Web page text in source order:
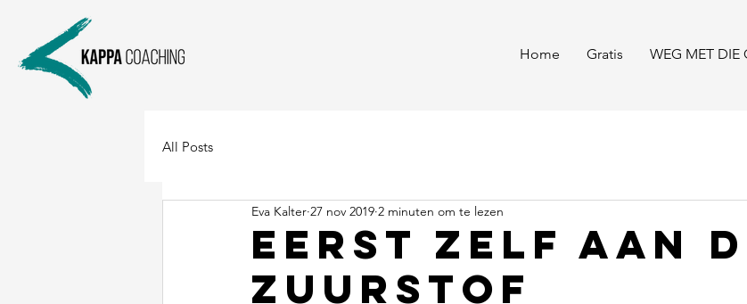
Home Gratis WEG MET DIE
All Posts
Eerst zelf aan
zuurstof
Eva Kalter 27 nov 2019 2 minuten om te lezen